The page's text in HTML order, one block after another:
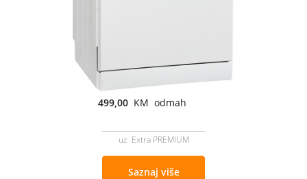
499,00 KM odmah
uz Extra PREMIUM
Saznaj više